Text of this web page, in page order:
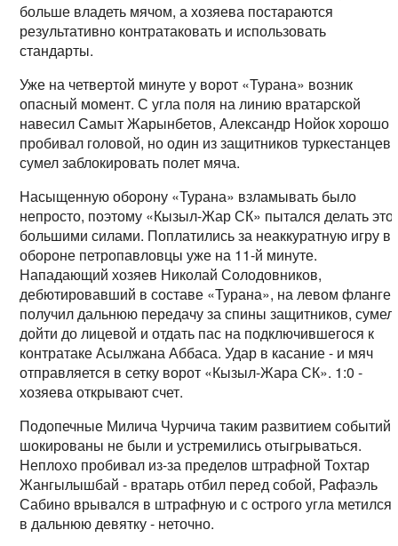
больше владеть мячом, а хозяева постараются
результативно контратаковать и использовать
стандарты.
Уже на четвертой минуте у ворот «Турана» возник
опасный момент. С угла поля на линию вратарской
навесил Самыт Жарынбетов, Александр Нойок хорошо
пробивал головой, но один из защитников туркестанцев
сумел заблокировать полет мяча.
Насыщенную оборону «Турана» взламывать было
непросто, поэтому «Кызыл-Жар СК» пытался делать это
большими силами. Поплатились за неаккуратную игру в
обороне петропавловцы уже на 11-й минуте.
Нападающий хозяев Николай Солодовников,
дебютировавший в составе «Турана», на левом фланге
получил дальнюю передачу за спины защитников, сумел
дойти до лицевой и отдать пас на подключившегося к
контратаке Асылжана Аббаса. Удар в касание - и мяч
отправляется в сетку ворот «Кызыл-Жара СК». 1:0 -
хозяева открывают счет.
Подопечные Милича Чурчича таким развитием событий
шокированы не были и устремились отыгрываться.
Неплохо пробивал из-за пределов штрафной Тохтар
Жангылышбай - вратарь отбил перед собой, Рафаэль
Сабино врывался в штрафную и с острого угла метился
в дальнюю девятку - неточно.